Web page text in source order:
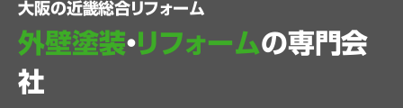
大阪の近畿総合リフォーム
外壁塗装・リフォームの専門会
社